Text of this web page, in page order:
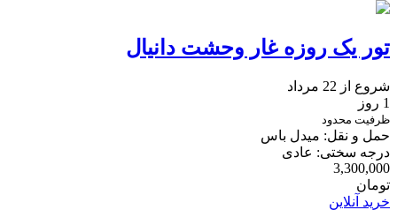
تور یک روزه غار وحشت دانیال
شروع از 22 مرداد
1 روز
ظرفیت محدود
حمل و نقل: میدل باس
درجه سختی: عادی
3,300,000
تومان
خرید آنلاین